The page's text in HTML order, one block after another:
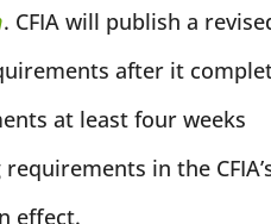
. CFIA will publish a
after it
at least four weeks
in the
effect.